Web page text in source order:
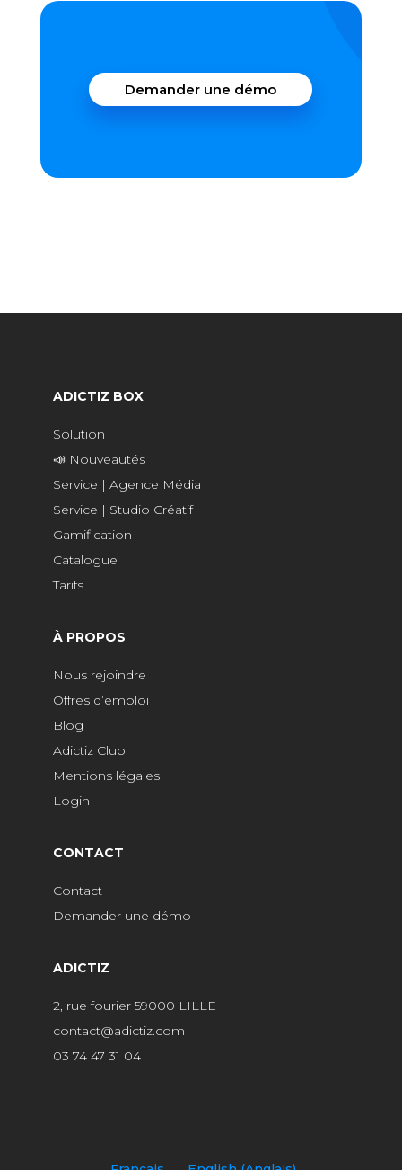
Demander une démo
ADICTIZ BOX
Solution
📣 Nouveautés
Service | Agence Média
Service | Studio Créatif
Gamification
Catalogue
Tarifs
À PROPOS
Nous rejoindre
Offres d’emploi
Blog
Adictiz Club
Mentions légales
Login
CONTACT
Contact
Demander une démo
ADICTIZ
2, rue fourier 59000 LILLE
contact@adictiz.com
03 74 47 31 04